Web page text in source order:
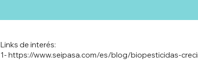
1- https://www.seipasa.com/es/blog/biopesticidas-
Links de interés: